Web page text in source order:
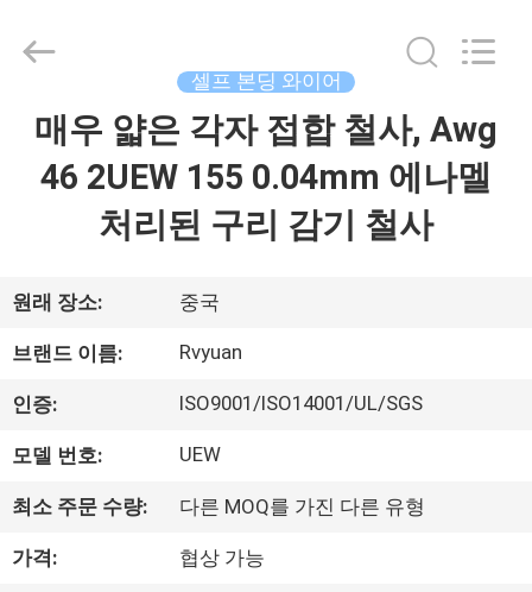
동
영
상
우
리
2026
Material
Co,.Ltd.
Reserved.
셀프 본딩 와이어
매우 얇은 각자 접합 철사, Awg
46 2UEW 155 0.04mm 에나멜
처리된 구리 감기 철사
원래 장소: 중국
브랜드 이름: Rvyuan
인증: ISO9001/ISO14001/UL/SGS
모델 번호: UEW
최소 주문 수량: 다른 MOQ를 가진 다른 유형
가격: 협상 가능